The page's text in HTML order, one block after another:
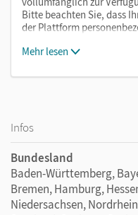
Bitte beachten Sie, dass
der Plattform
Mehr lesen
Infos
Bundesland
Baden-Württemberg,
Bremen, Hamburg,
Niedersachsen,